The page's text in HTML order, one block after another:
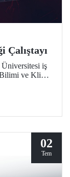
Çalıştayı
iş
ve Klinik
02
Tem